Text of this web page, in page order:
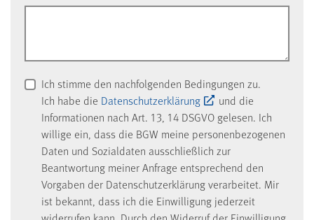
Ich stimme den nachfolgenden Bedingungen zu.
Ich habe die Datenschutzerklärung
und die
Informationen nach Art. 13, 14 DSGVO gelesen. Ich
willige ein, dass die BGW meine personenbezogenen
Daten und Sozialdaten ausschließlich zur
Beantwortung meiner Anfrage entsprechend den
Vorgaben der Datenschutzerklärung verarbeitet. Mir
ist bekannt, dass ich die Einwilligung jederzeit